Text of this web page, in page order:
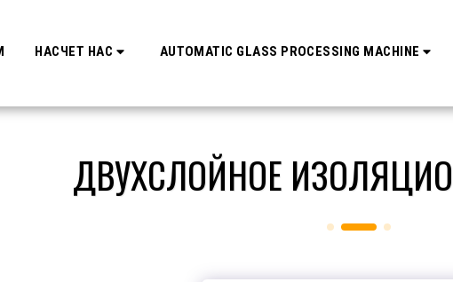
НАСЧЕТ НАС AUTOMATIC GLASS PROCESSING MACHINE
ДВУХСЛОЙНОЕ